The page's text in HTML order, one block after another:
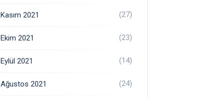
Kasım 2021 (27)
Ekim 2021 (23)
Eylül 2021 (14)
Ağustos 2021 (24)